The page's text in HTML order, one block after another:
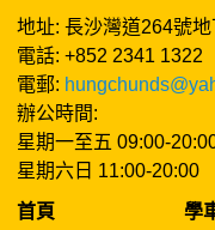
地址: 長沙灣道264號
電話: +852 2341 1322
電郵:
辦公時間:
星期一至五 09:00-
星期六日 11:00-20:00
首頁
學